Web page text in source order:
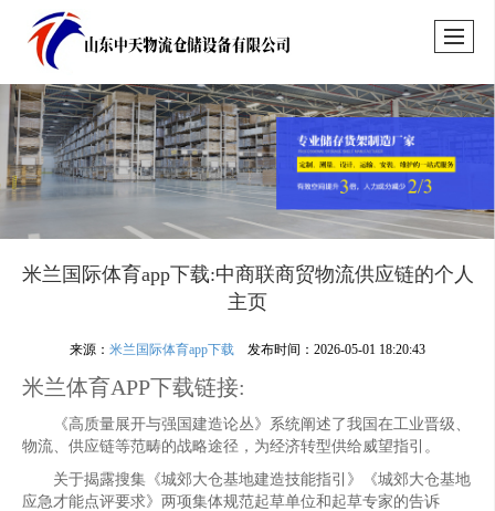
米兰国际体育app下载:中商联商贸物流供应链的个人
主页
来源：米兰国际体育app下载 发布时间：2026-05-01 18:20:43
米兰体育APP下载链接:
《高质量展开与强国建造论丛》系统阐述了我国在工业晋级、
物流、供应链等范畴的战略途径，为经济转型供给威望指引。
关于揭露搜集《城郊大仓基地建造技能指引》《城郊大仓基地
应急才能点评要求》两项集体规范起草单位和起草专家的告诉